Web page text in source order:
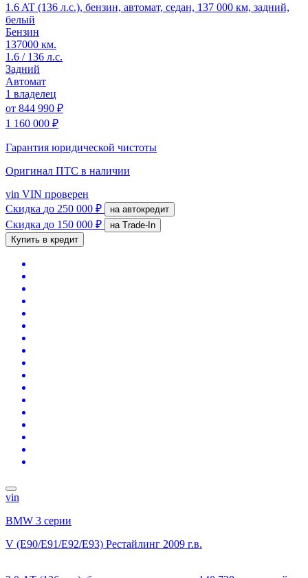
1.6 AT (136 л.с.), бензин, автомат, седан, 137 000 км, задний,
белый
Бензин
137000 км.
1.6 / 136 л.с.
Задний
Автомат
1 владелец
от 844 990 ₽
1 160 000 ₽
Гарантия юридической чистоты
Оригинал ПТС в наличии
vin VIN проверен
Скидка до 250 000 ₽ на автокредит
Скидка до 150 000 ₽
на Trade-In
Купить в кредит
vin
BMW 3 серии
V (E90/E91/E92/E93) Рестайлинг 2009 г.в.